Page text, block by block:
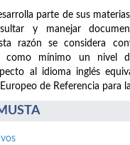
parte de sus
y manejar
razón se considera
como mínimo un nivel
al idioma inglés
de Referencia para